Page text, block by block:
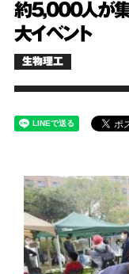
約5,000人が集
大イベント
生物理工